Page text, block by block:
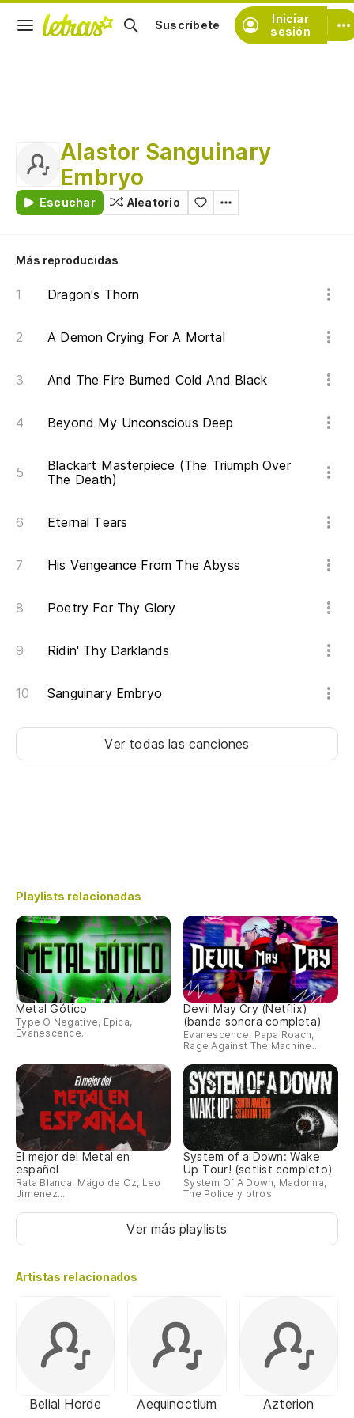
Iniciar
sesión
Suscríbete
Alastor Sanguinary
Embryo
Escuchar Aleatorio
Más reproducidas
Dragon's Thorn
A Demon Crying For A Mortal
And The Fire Burned Cold And Black
Beyond My Unconscious Deep
Blackart Masterpiece (The Triumph Over
The Death)
Eternal Tears
His Vengeance From The Abyss
Poetry For Thy Glory
Ridin' Thy Darklands
Sanguinary Embryo
Ver todas las canciones
Playlists relacionadas
Metal Gótico
Type O Negative, Epica,
Evanescence...
Devil May Cry (Netflix)
(banda sonora completa)
Evanescence, Papa Roach,
Rage Against The Machine...
El mejor del Metal en
español
Rata Blanca, Mägo de Oz, Leo
Jimenez...
System of a Down: Wake
Up Tour! (setlist completo)
System Of A Down, Madonna,
The Police y otros
Ver más playlists
Artistas relacionados
Belial Horde Aequinoctium Azterion